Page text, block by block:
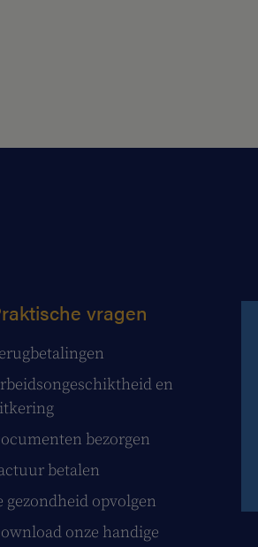
vragen
en
bezorgen
betalen
gezondheid opvolgen
onze handige